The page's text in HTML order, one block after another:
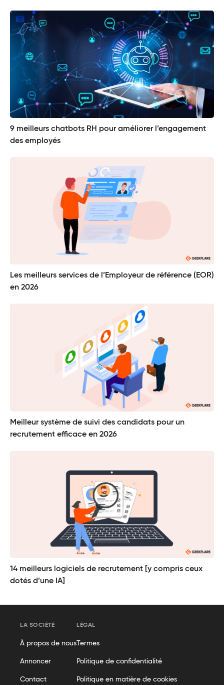
9 meilleurs chatbots RH pour améliorer l’engagement
des employés
Les meilleurs services de l’Employeur de référence (EOR)
en 2026
Meilleur système de suivi des candidats pour un
recrutement efficace en 2026
14 meilleurs logiciels de recrutement [y compris ceux
dotés d’une IA]
LA SOCIÉTÉ
À propos de nous
Annoncer
Contact
LÉGAL
Termes
Politique de confidentialité
Politique en matière de cookies